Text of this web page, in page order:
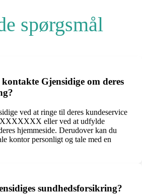
spørgsmål
Gjensidige om deres
ved at ringe til deres kundeservice
eller ved at udfylde
hjemmeside. Derudover kan du
kontor personligt og tale med en
sundhedsforsikring?